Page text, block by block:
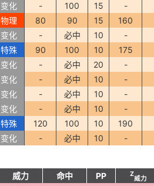
变化 - 100 15 -
物理 80 90 15 160
变化 - 必中 10 -
特殊 90 100 10 175
变化 - 必中 20 -
变化 - 必中 10 -
变化 - 必中 10 -
变化 - 必中 10 -
特殊 120 100 10 190
变化 - 必中 10 -
威力 命中 PP Z
威力